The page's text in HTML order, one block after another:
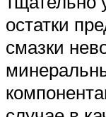
остатки
смазки